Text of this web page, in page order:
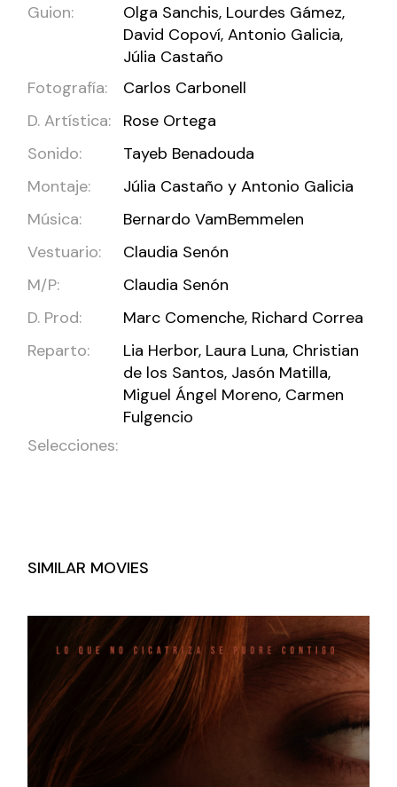
Guion:
Olga Sanchis, Lourdes Gámez,
David Copoví, Antonio Galicia,
Júlia Castaño
Fotografía:
Carlos Carbonell
D. Artística:
Rose Ortega
Sonido:
Tayeb Benadouda
Montaje:
Júlia Castaño y Antonio Galicia
Música:
Bernardo VamBemmelen
Vestuario:
Claudia Senón
M/P:
Claudia Senón
D. Prod:
Marc Comenche, Richard Correa
Reparto:
Lia Herbor, Laura Luna, Christian
de los Santos, Jasón Matilla,
Miguel Ángel Moreno, Carmen
Fulgencio
Selecciones:
SIMILAR MOVIES